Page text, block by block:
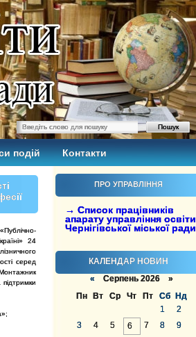
подій Контакти
ПРО УПРАВЛІННЯ
→ Список працівників
апарату управління освіти
Чернігівської міської ради
КАЛЕНДАР НОВИН
« Серпень 2026 »
Пн
Вт Ср Чт Пт Сб
Нд
1
2
3
4 5 6 7 8
9
24
серед